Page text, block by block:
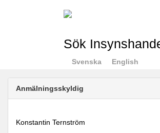
Sök
Svenska English
Anmälningsskyldig
Konstantin Ternström